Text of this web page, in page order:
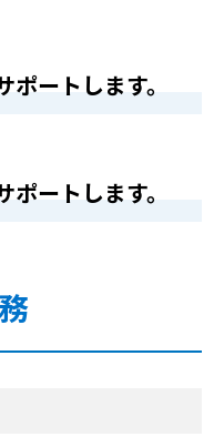
ートします。
ートします。